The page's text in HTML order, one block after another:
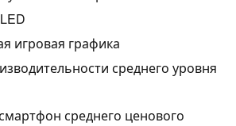
игровая графика
среднего уровня
среднего ценового